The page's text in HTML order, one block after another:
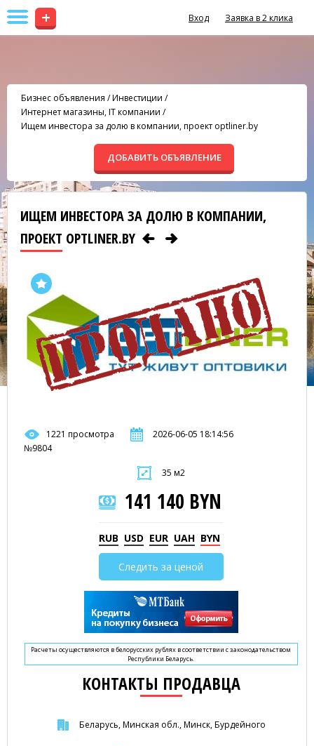
+ Вход Заявка в 2 клика
Бизнес объявления /Инвестиции /
Интернет магазины, IT компании /
Ищем инвестора за долю в компании, проект optliner.by
ДОБАВИТЬ ОБЪЯВЛЕНИЕ
ИЩЕМ ИНВЕСТОРА ЗА ДОЛЮ В КОМПАНИИ,
ПРОЕКТ OPTLINER.BY
1221 просмотра
2026-06-05 18:14:56
№9804
35 м2
141 140 BYN
RUB USD EUR UAH BYN
Следить за ценой
Расчеты осуществляются в белорусских рублях в соответствии с законодательством
Республики Беларусь.
КОНТАКТЫ ПРОДАВЦА
Беларусь, Минская обл., Минск, Бурдейного